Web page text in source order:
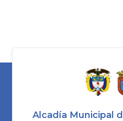
Alcadía Municipal